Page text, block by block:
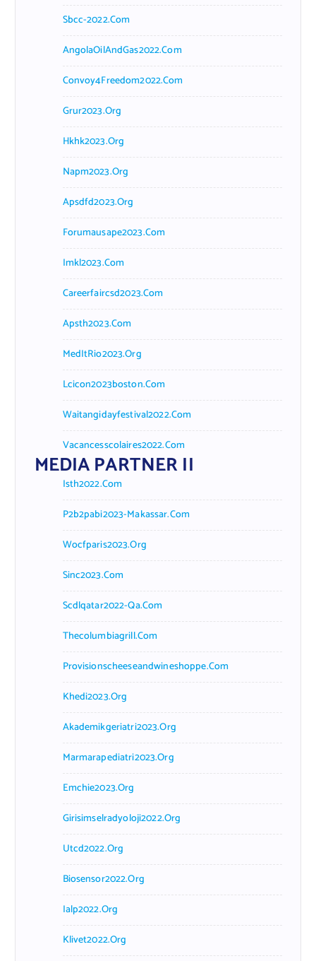
Sbcc-2022.com
AngolaOilAndGas2022.com
Convoy4Freedom2022.com
Grur2023.org
Hkhk2023.org
Napm2023.org
Apsdfd2023.org
Forumausape2023.com
Imkl2023.com
Careerfaircsd2023.com
Apsth2023.com
MedItRio2023.org
Lcicon2023boston.com
Waitangidayfestival2022.com
Vacancesscolaires2022.com
MEDIA PARTNER II
Isth2022.com
P2b2pabi2023-Makassar.com
Wocfparis2023.org
Sinc2023.com
Scdlqatar2022-Qa.com
Thecolumbiagrill.com
Provisionscheeseandwineshoppe.com
Khedi2023.org
Akademikgeriatri2023.org
Marmarapediatri2023.org
Emchie2023.org
Girisimselradyoloji2022.org
Utcd2022.org
Biosensor2022.org
Ialp2022.org
Klivet2022.org